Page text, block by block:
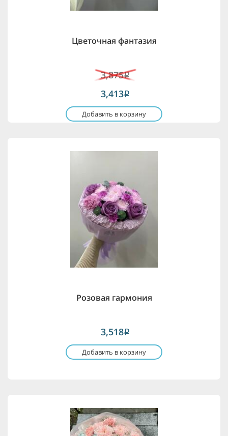
Цветочная фантазия
3,875i
3,413i
Добавить в корзину
Розовая гармония
3,518i
Добавить в корзину